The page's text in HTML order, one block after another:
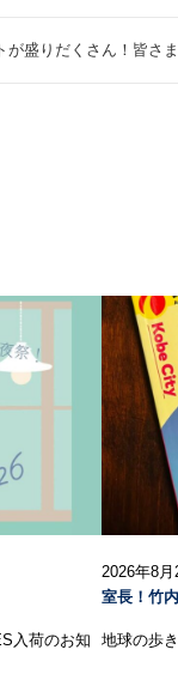
盛りだくさん！皆さ
入荷のお知
2026年8月
室長！竹
地球の歩